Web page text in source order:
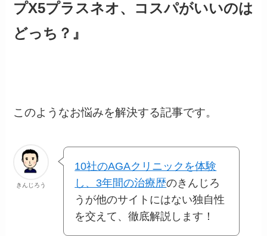
プX5プラスネオ、コスパがいいのは
どっち？』
このようなお悩みを解決する記事です。
きんじろう
10社のAGAクリニックを体験
し、3年間の治療歴のきんじろ
うが他のサイトにはない独自性
を交えて、徹底解説します！